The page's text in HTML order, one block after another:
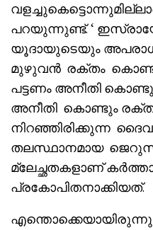
പറയുന്നുണ്ട്. ‘
യൂദായുടെയും
മുഴുവൻ രക്തം കൊണ്ടു
പട്ടണം അനീതി കൊണ്ടു
അനീതി കൊണ്ടും
നിറഞ്ഞിരിക്കുന്ന
തലസ്ഥാനമായ
മ്ലേച്ഛതകളാണ്
പ്രകോപിതനാക്കിയത്.
എന്തൊക്കെയായിരുന്നു